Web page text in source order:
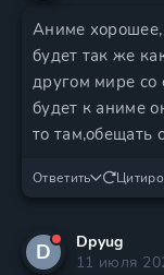
Аниме
будет так же
другом мире
будет к аниме
то там,обещать
Ответить
D
Dpyug
11 июля